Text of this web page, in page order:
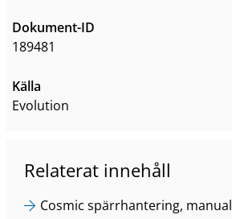
Dokument-ID
189481
Källa
Evolution
Relaterat innehåll
Cosmic spärrhantering, manual